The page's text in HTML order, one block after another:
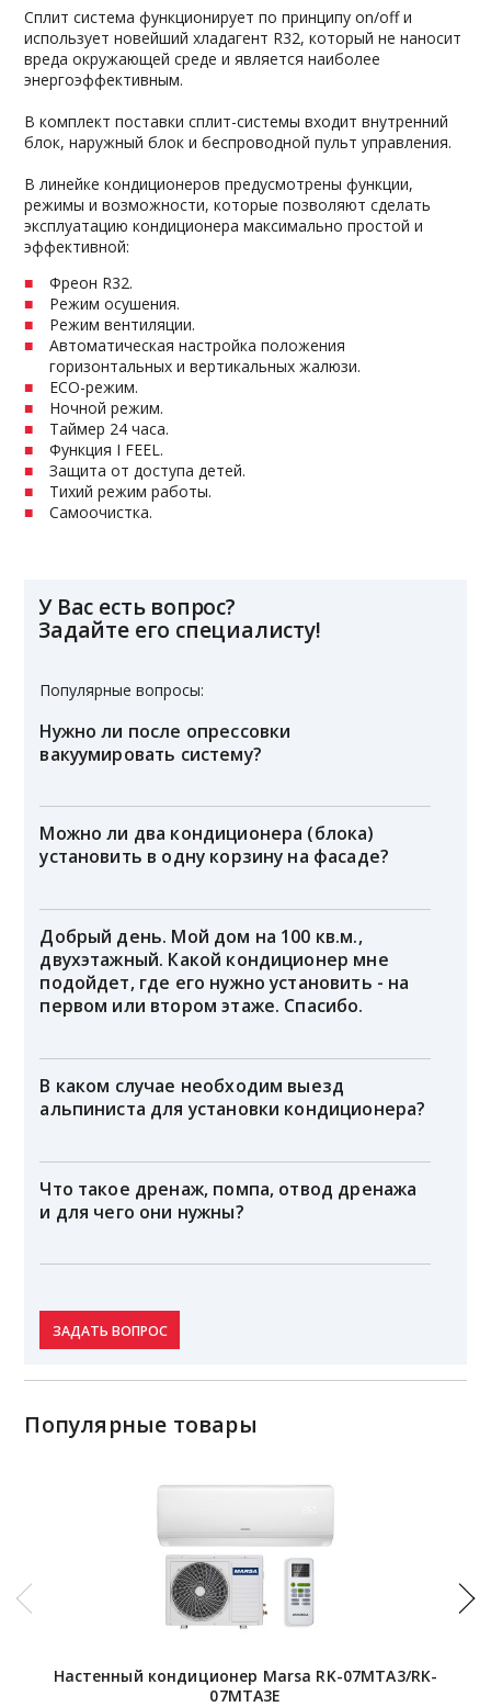
Сплит система функционирует по принципу on/off и
использует новейший хладагент R32, который не наносит
вреда окружающей среде и является наиболее
энергоэффективным.
В комплект поставки сплит-системы входит внутренний
блок, наружный блок и беспроводной пульт управления.
В линейке кондиционеров предусмотрены функции,
режимы и возможности, которые позволяют сделать
эксплуатацию кондиционера максимально простой и
эффективной:
Фреон R32.
Режим осушения.
Режим вентиляции.
Автоматическая настройка положения
горизонтальных и вертикальных жалюзи.
ECO-режим.
Ночной режим.
Таймер 24 часа.
Функция I FEEL.
Защита от доступа детей.
Тихий режим работы.
Самоочистка.
У Вас есть вопрос?
Задайте его специалисту!
Популярные вопросы:
Нужно ли после опрессовки
вакуумировать систему?
Можно ли два кондиционера (блока)
установить в одну корзину на фасаде?
Добрый день. Мой дом на 100 кв.м.,
двухэтажный. Какой кондиционер мне
подойдет, где его нужно установить - на
первом или втором этаже. Спасибо.
В каком случае необходим выезд
альпиниста для установки кондиционера?
Что такое дренаж, помпа, отвод дренажа
и для чего они нужны?
ЗАДАТЬ ВОПРОС
Популярные товары
Настенный кондиционер Marsa RK-07MTA3/RK-
07MTA3E